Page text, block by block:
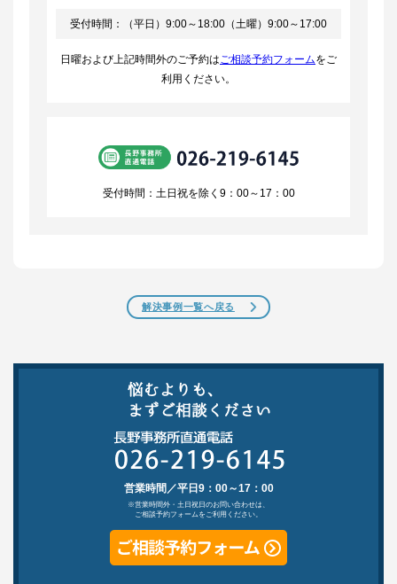
受付時間：（平日）9:00～18:00（土曜）9:00～17:00
日曜および上記時間外のご予約はご相談予約フォームをご
利用ください。
受付時間：土日祝を除く9：00～17：00
解決事例一覧へ戻る
営業時間／平日9：00～17：00
※営業時間外・土日祝日のお問い合わせは、
ご相談予約フォームをご利用ください。